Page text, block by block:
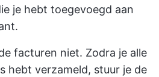
je hebt toegevoegd aan
facturen niet. Zodra je alle
hebt verzameld, stuur je de